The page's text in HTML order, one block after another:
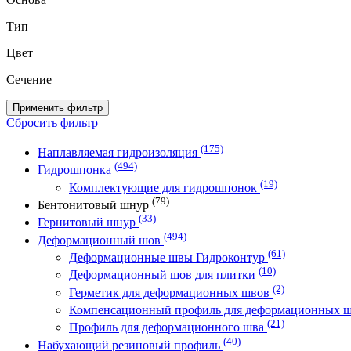
Тип
Цвет
Сечение
Применить фильтр
Сбросить фильтр
Наплавляемая гидроизоляция (175)
Гидрошпонка (494)
Комплектующие для гидрошпонок (19)
Бентонитовый шнур (79)
Гернитовый шнур (33)
Деформационный шов (494)
Деформационные швы Гидроконтур (61)
Деформационный шов для плитки (10)
Герметик для деформационных швов (2)
Компенсационный профиль для деформационных
Профиль для деформационного шва (21)
Набухающий резиновый профиль (40)